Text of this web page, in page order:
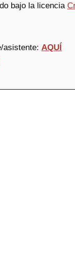
bajo la licencia
asistente: AQUÍ